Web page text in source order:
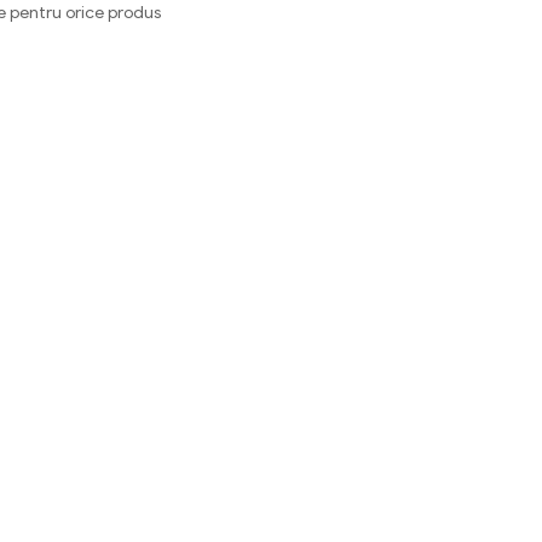
pentru orice produs